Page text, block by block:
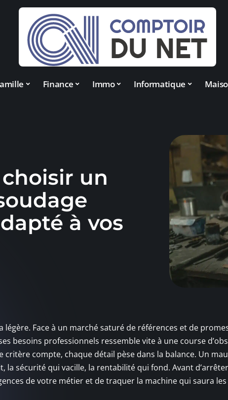
Finance Immo Informatique
un
à vos
légère. Face à un marché saturé de références et de
besoins professionnels ressemble vite à une course
compte, chaque détail pèse dans la balance. Un
la sécurité qui vacille, la rentabilité qui fond. Avant
de votre métier et de traquer la machine qui saura les